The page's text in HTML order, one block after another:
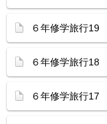
６年修学旅行19
６年修学旅行18
６年修学旅行17